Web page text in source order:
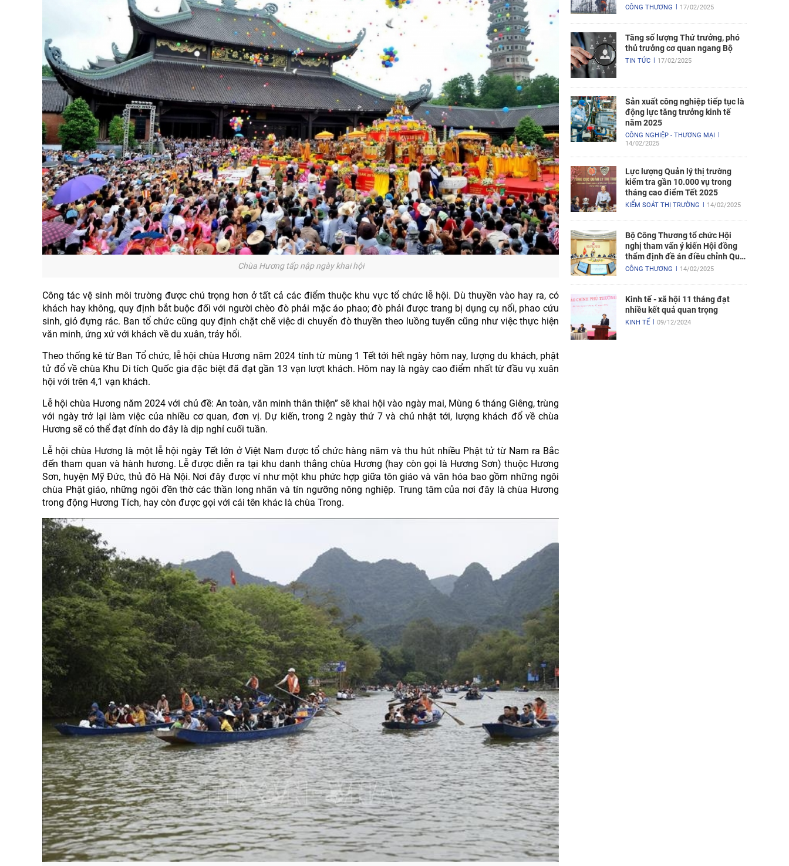
Chùa Hương tấp nập ngày khai hội
Công tác vệ sinh môi trường được chú trọng hơn ở tất cả các điểm thuộc khu vực tổ chức lễ hội. Dù thuyền vào hay ra, có
khách hay không, quy định bắt buộc đối với người chèo đò phải mặc áo phao; đò phải được trang bị dụng cụ nổi, phao cứu
sinh, giỏ đựng rác. Ban tổ chức cũng quy định chặt chẽ việc di chuyển đò thuyền theo luồng tuyến cũng như việc thực hiện
văn minh, ứng xử với khách về du xuân, trảy hổi.
Theo thống kê từ Ban Tổ chức, lễ hội chùa Hương năm 2024 tính từ mùng 1 Tết tới hết ngày hôm nay, lượng du khách, phật
tử đổ về chùa Khu Di tích Quốc gia đặc biệt đã đạt gần 13 vạn lượt khách. Hôm nay là ngày cao điểm nhất từ đầu vụ xuân
hội với trên 4,1 vạn khách.
Lễ hội chùa Hương năm 2024 với chủ đề: An toàn, văn minh thân thiện” sẽ khai hội vào ngày mai, Mùng 6 tháng Giêng, trùng
với ngày trở lại làm việc của nhiều cơ quan, đơn vị. Dự kiến, trong 2 ngày thứ 7 và chủ nhật tới, lượng khách đổ về chùa
Hương sẽ có thể đạt đỉnh do đây là dịp nghỉ cuối tuần.
Lễ hội chùa Hương là một lễ hội ngày Tết lớn ở Việt Nam được tổ chức hàng năm và thu hút nhiều Phật tử từ Nam ra Bắc
đến tham quan và hành hương. Lễ được diễn ra tại khu danh thắng chùa Hương (hay còn gọi là Hương Sơn) thuộc Hương
Sơn, huyện Mỹ Đức, thủ đô Hà Nội. Nơi đây được ví như một khu phức hợp giữa tôn giáo và văn hóa bao gồm những ngôi
chùa Phật giáo, những ngôi đền thờ các thần long nhãn và tín ngưỡng nông nghiệp. Trung tâm của nơi đây là chùa Hương
trong động Hương Tích, hay còn được gọi với cái tên khác là chùa Trong.
CÔNG THƯƠNG 17/02/2025
Tăng số lượng Thứ trưởng, phó
thủ trưởng cơ quan ngang Bộ
TIN TỨC 17/02/2025
Sản xuất công nghiệp tiếp tục là
động lực tăng trưởng kinh tế
năm 2025
CÔNG NGHIỆP - THƯƠNG MẠI
14/02/2025
Lực lượng Quản lý thị trường
kiểm tra gần 10.000 vụ trong
tháng cao điểm Tết 2025
KIỂM SOÁT THỊ TRƯỜNG 14/02/2025
Bộ Công Thương tổ chức Hội
nghị tham vấn ý kiến Hội đồng
thẩm định đề án điều chỉnh Quy
hoạch điện VIII
CÔNG THƯƠNG 14/02/2025
Kinh tế - xã hội 11 tháng đạt
nhiều kết quả quan trọng
KINH TẾ 09/12/2024